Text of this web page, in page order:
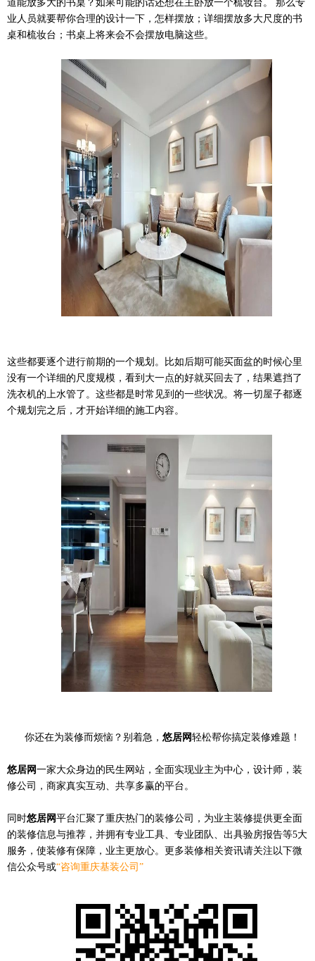
道能放多大的书桌？如果可能的话还想在主卧放一个梳妆台。 那么专
业人员就要帮你合理的设计一下，怎样摆放；详细摆放多大尺度的书
桌和梳妆台；书桌上将来会不会摆放电脑这些。
这些都要逐个进行前期的一个规划。比如后期可能买面盆的时候心里
没有一个详细的尺度规模，看到大一点的好就买回去了，结果遮挡了
洗衣机的上水管了。这些都是时常见到的一些状况。将一切屋子都逐
个规划完之后，才开始详细的施工内容。
你还在为装修而烦恼？别着急， 悠居网轻松帮你搞定装修难题！
悠居网一家大众身边的民生网站，全面实现业主为中心，设计师，装
修公司，商家真实互动、共享多赢的平台。
同时悠居网平台汇聚了重庆热门的装修公司，为业主装修提供更全面
的装修信息与推荐，并拥有专业工具、专业团队、出具验房报告等5大
服务，使装修有保障，业主更放心。更多装修相关资讯请关注以下微
信公众号或“咨询重庆基装公司”